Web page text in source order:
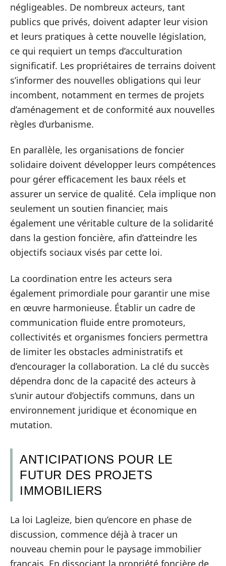
négligeables. De nombreux acteurs, tant
publics que privés, doivent adapter leur vision
et leurs pratiques à cette nouvelle législation,
ce qui requiert un temps d’acculturation
significatif. Les propriétaires de terrains doivent
s’informer des nouvelles obligations qui leur
incombent, notamment en termes de projets
d’aménagement et de conformité aux nouvelles
règles d’urbanisme.
En parallèle, les organisations de foncier
solidaire doivent développer leurs compétences
pour gérer efficacement les baux réels et
assurer un service de qualité. Cela implique non
seulement un soutien financier, mais
également une véritable culture de la solidarité
dans la gestion foncière, afin d’atteindre les
objectifs sociaux visés par cette loi.
La coordination entre les acteurs sera
également primordiale pour garantir une mise
en œuvre harmonieuse. Établir un cadre de
communication fluide entre promoteurs,
collectivités et organismes fonciers permettra
de limiter les obstacles administratifs et
d’encourager la collaboration. La clé du succès
dépendra donc de la capacité des acteurs à
s’unir autour d’objectifs communs, dans un
environnement juridique et économique en
mutation.
ANTICIPATIONS POUR LE
FUTUR DES PROJETS
IMMOBILIERS
La loi Lagleize, bien qu’encore en phase de
discussion, commence déjà à tracer un
nouveau chemin pour le paysage immobilier
français. En dissociant la propriété foncière de